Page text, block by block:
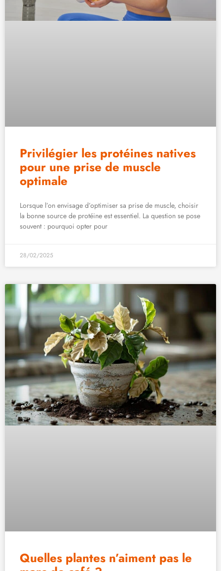
Privilégier les protéines natives
pour une prise de muscle
optimale
Lorsque l’on envisage d’optimiser sa prise de muscle, choisir
la bonne source de protéine est essentiel. La question se pose
souvent : pourquoi opter pour
28/02/2025
Quelles plantes n’aiment pas le